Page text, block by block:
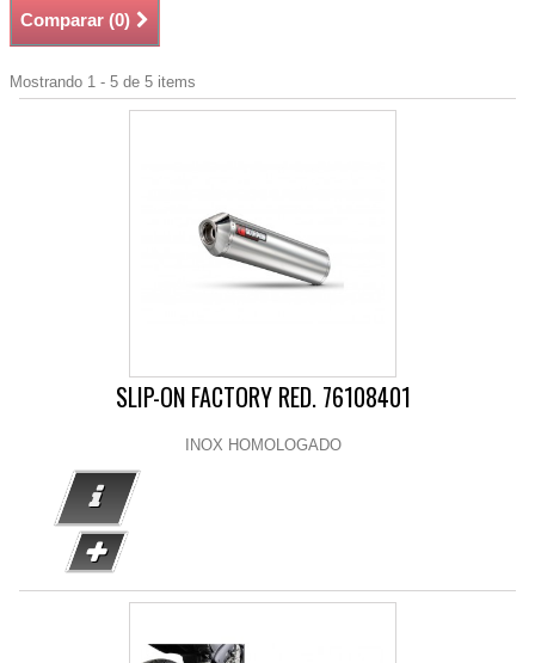
Comparar (0)
Mostrando 1 - 5 de 5 items
SLIP-ON FACTORY RED. 76108401
INOX HOMOLOGADO